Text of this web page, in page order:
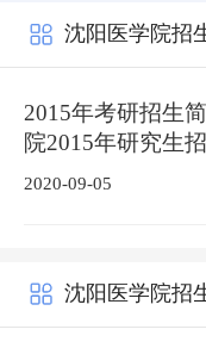
沈阳医学院招
2015年考研招生
院2015年研究生
2020-09-05
沈阳医学院招